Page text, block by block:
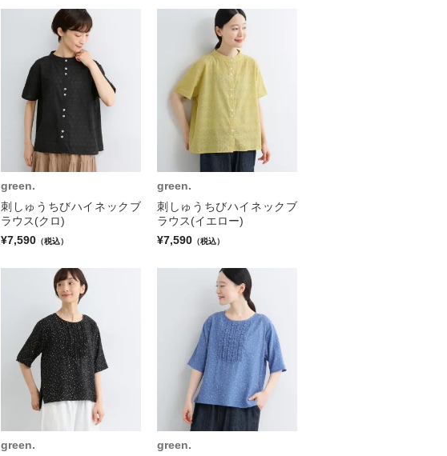
green.
刺しゅうちびハイネックブ
ラウス(クロ)
¥7,590 （税込）
green.
刺しゅうちびハイネックブ
ラウス(イエロー)
¥7,590 （税込）
green.
green.